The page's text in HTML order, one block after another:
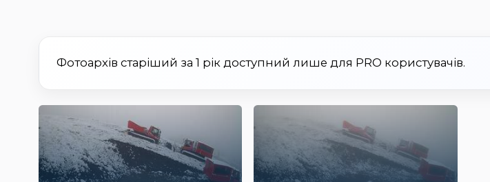
Фотоархів старіший за 1 рік доступний лише для PRO користувачів.